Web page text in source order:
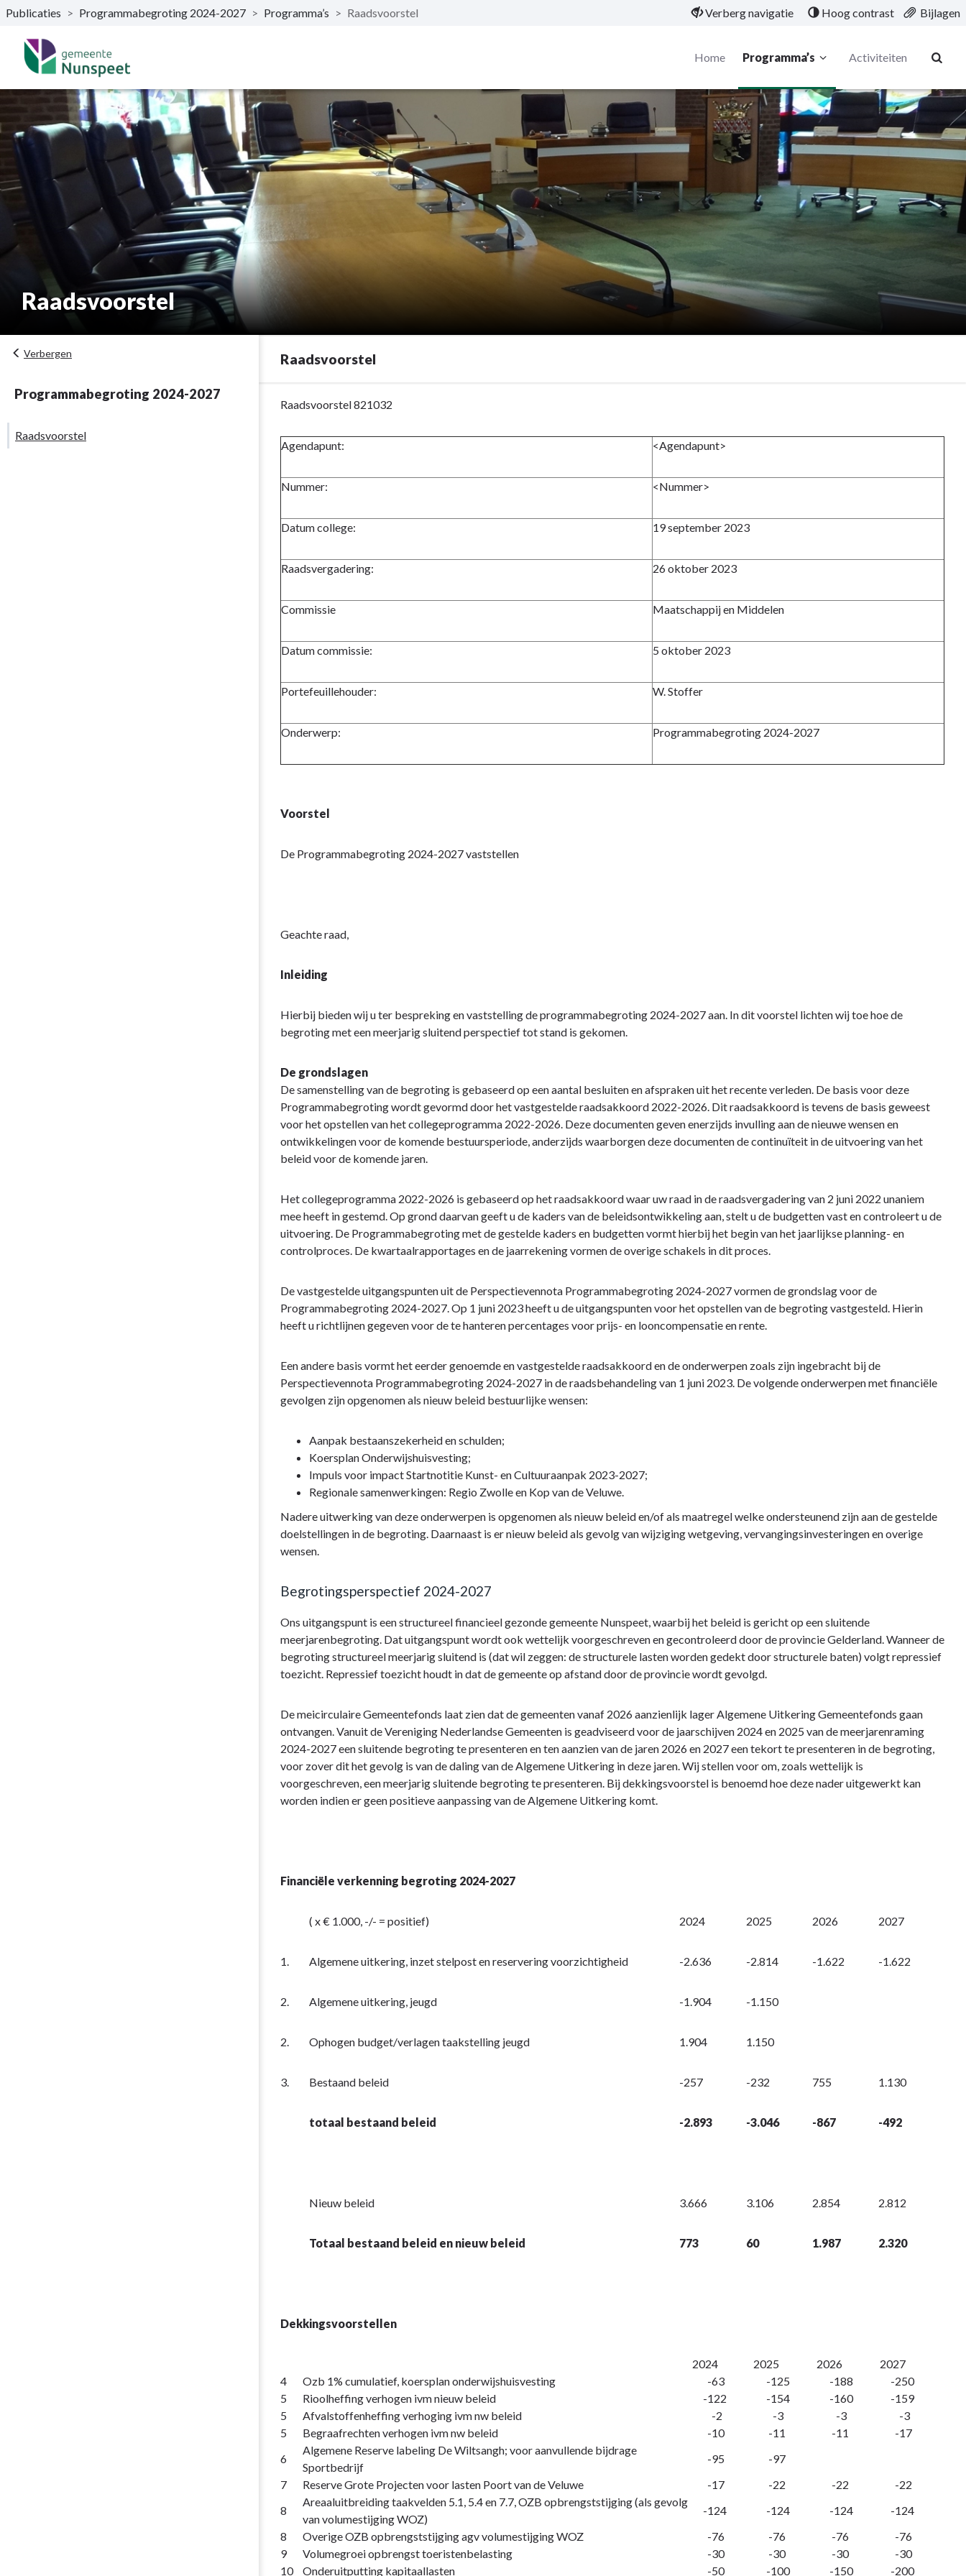
Naar hoofdinhoud
Publicaties > Programmabegroting 2024-2027 > Programma’s > Raadsvoorstel Verberg navigatie Hoog contrast Bijlagen
Home Programma’s Activiteiten
Raadsvoorstel
Verbergen
Programmabegroting 2024-2027
Raadsvoorstel
Raadsvoorstel
Terug
navigatie
Raadsvoorstel 821032
Agendapunt: <Agendapunt>
Nummer: <Nummer>
Datum college: 19 september 2023
Raadsvergadering: 26 oktober 2023
Commissie Maatschappij en Middelen
Datum commissie: 5 oktober 2023
Portefeuillehouder: W. Stoffer
Onderwerp: Programmabegroting 2024-2027
Voorstel
De Programmabegroting 2024-2027 vaststellen
Geachte raad,
Inleiding
Hierbij bieden wij u ter bespreking en vaststelling de programmabegroting 2024-2027 aan. In dit voorstel lichten wij toe hoe de
begroting met een meerjarig sluitend perspectief tot stand is gekomen.
De grondslagen
De samenstelling van de begroting is gebaseerd op een aantal besluiten en afspraken uit het recente verleden. De basis voor deze
Programmabegroting wordt gevormd door het vastgestelde raadsakkoord 2022-2026. Dit raadsakkoord is tevens de basis geweest
voor het opstellen van het collegeprogramma 2022-2026. Deze documenten geven enerzijds invulling aan de nieuwe wensen en
ontwikkelingen voor de komende bestuursperiode, anderzijds waarborgen deze documenten de continuïteit in de uitvoering van het
beleid voor de komende jaren.
Het collegeprogramma 2022-2026 is gebaseerd op het raadsakkoord waar uw raad in de raadsvergadering van 2 juni 2022 unaniem
mee heeft in gestemd. Op grond daarvan geeft u de kaders van de beleidsontwikkeling aan, stelt u de budgetten vast en controleert u de
uitvoering. De Programmabegroting met de gestelde kaders en budgetten vormt hierbij het begin van het jaarlijkse planning- en
controlproces. De kwartaalrapportages en de jaarrekening vormen de overige schakels in dit proces.
De vastgestelde uitgangspunten uit de Perspectievennota Programmabegroting 2024-2027 vormen de grondslag voor de
Programmabegroting 2024-2027. Op 1 juni 2023 heeft u de uitgangspunten voor het opstellen van de begroting vastgesteld. Hierin
heeft u richtlijnen gegeven voor de te hanteren percentages voor prijs- en looncompensatie en rente.
Een andere basis vormt het eerder genoemde en vastgestelde raadsakkoord en de onderwerpen zoals zijn ingebracht bij de
Perspectievennota Programmabegroting 2024-2027 in de raadsbehandeling van 1 juni 2023. De volgende onderwerpen met financiële
gevolgen zijn opgenomen als nieuw beleid bestuurlijke wensen:
Aanpak bestaanszekerheid en schulden;
Koersplan Onderwijshuisvesting;
Impuls voor impact Startnotitie Kunst- en Cultuuraanpak 2023-2027;
Regionale samenwerkingen: Regio Zwolle en Kop van de Veluwe.
Nadere uitwerking van deze onderwerpen is opgenomen als nieuw beleid en/of als maatregel welke ondersteunend zijn aan de gestelde
doelstellingen in de begroting. Daarnaast is er nieuw beleid als gevolg van wijziging wetgeving, vervangingsinvesteringen en overige
wensen.
Begrotingsperspectief 2024-2027
Ons uitgangspunt is een structureel financieel gezonde gemeente Nunspeet, waarbij het beleid is gericht op een sluitende
meerjarenbegroting. Dat uitgangspunt wordt ook wettelijk voorgeschreven en gecontroleerd door de provincie Gelderland. Wanneer de
begroting structureel meerjarig sluitend is (dat wil zeggen: de structurele lasten worden gedekt door structurele baten) volgt repressief
toezicht. Repressief toezicht houdt in dat de gemeente op afstand door de provincie wordt gevolgd.
De meicirculaire Gemeentefonds laat zien dat de gemeenten vanaf 2026 aanzienlijk lager Algemene Uitkering Gemeentefonds gaan
ontvangen. Vanuit de Vereniging Nederlandse Gemeenten is geadviseerd voor de jaarschijven 2024 en 2025 van de meerjarenraming
2024-2027 een sluitende begroting te presenteren en ten aanzien van de jaren 2026 en 2027 een tekort te presenteren in de begroting,
voor zover dit het gevolg is van de daling van de Algemene Uitkering in deze jaren. Wij stellen voor om, zoals wettelijk is
voorgeschreven, een meerjarig sluitende begroting te presenteren. Bij dekkingsvoorstel is benoemd hoe deze nader uitgewerkt kan
worden indien er geen positieve aanpassing van de Algemene Uitkering komt.
Financiële verkenning begroting 2024-2027
( x € 1.000, -/- = positief) 2024 2025 2026 2027
1. Algemene uitkering, inzet stelpost en reservering voorzichtigheid -2.636 -2.814 -1.622 -1.622
2. Algemene uitkering, jeugd -1.904 -1.150
2. Ophogen budget/verlagen taakstelling jeugd 1.904 1.150
3. Bestaand beleid -257 -232 755 1.130
totaal bestaand beleid -2.893 -3.046 -867 -492
Nieuw beleid 3.666 3.106 2.854 2.812
Totaal bestaand beleid en nieuw beleid 773 60 1.987 2.320
Dekkingsvoorstellen
2024 2025 2026
2027
4
Ozb 1% cumulatief, koersplan onderwijshuisvesting -63 -125 -188
-250
5
Rioolheffing verhogen ivm nieuw beleid -122 -154 -160
-159
5
Afvalstoffenheffing verhoging ivm nw beleid -2 -3 -3
-3
5
Begraafrechten verhogen ivm nw beleid -10 -11 -11
-17
6
Algemene Reserve labeling De Wiltsangh; voor aanvullende bijdrage
Sportbedrijf
-95
-97
7
Reserve Grote Projecten voor lasten Poort van de Veluwe -17 -22 -22
-22
8
Areaaluitbreiding taakvelden 5.1, 5.4 en 7.7, OZB opbrengststijging (als gevolg
van volumestijging WOZ)
-124 -124 -124
-124
8
Overige OZB opbrengststijging agv volumestijging WOZ -76 -76 -76
-76
9
Volumegroei opbrengst toeristenbelasting -30 -30 -30
-30
10
Onderuitputting kapitaallasten -50 -100 -150 -200